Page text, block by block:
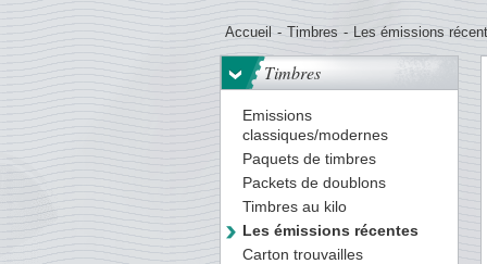
Accueil - Timbres - Les émissions
Timbres
Emissions
classiques/modernes
Paquets de timbres
Packets de doublons
Timbres au kilo
Les émissions récentes
Carton trouvailles